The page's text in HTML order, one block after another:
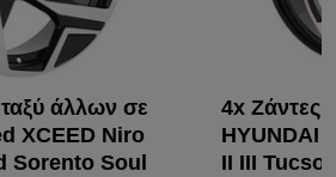
άλλων σε
XCEED Niro
Sorento Soul
4x Ζάντες
HYUNDAI
II III